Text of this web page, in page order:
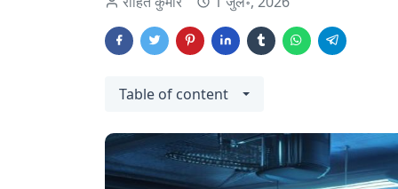
Table of content